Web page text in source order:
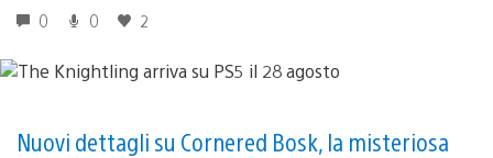
0 0 2
Nuovi dettagli su Cornered Bosk, la misteriosa